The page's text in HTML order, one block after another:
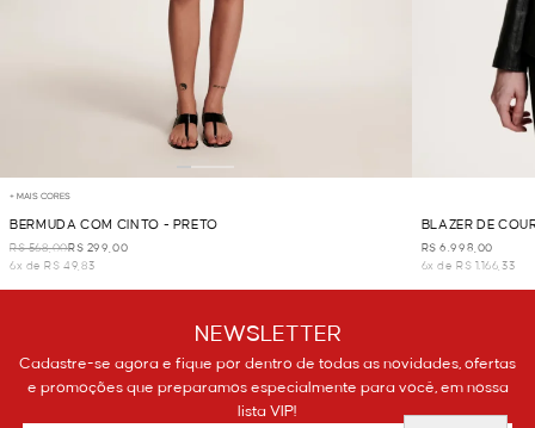
+ MAIS CORES
BERMUDA COM CINTO - PRETO
R$ 568,00R$ 299,00
6x de R$ 49,83
BLAZER DE
R$ 6.998,00
6x de R$ 1.166,33
NEWSLETTER
Cadastre-se agora e fique por dentro de todas as novidades, ofertas
e promoções que preparamos especialmente para você, em nossa
lista VIP!